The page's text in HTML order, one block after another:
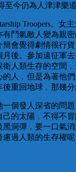
今仍為人津津樂道
Troopers。
鬥氣敵人變為親
會覺得劇情很行
後。參加遠征軍
人類生存的空間
人﹐但是為著他
重回地球﹐那幾
個發人深省的問
的太陽﹐不得不
洞彈﹐要一口氣
過人類的生存權